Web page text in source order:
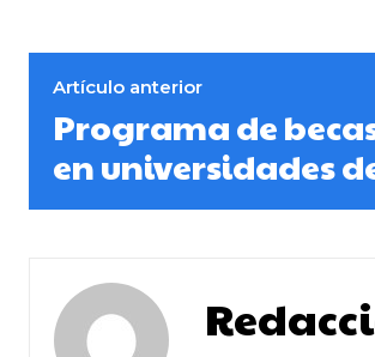
Artículo anterior
Programa de
en universidades